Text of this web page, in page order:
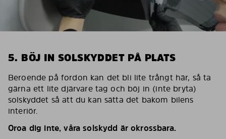
5. BÖJ IN SOLSKYDDET PÅ PLATS
Beroende på fordon kan det bli lite trångt här, så ta
gärna ett lite djärvare tag och böj in (inte bryta)
solskyddet så att du kan sätta det bakom bilens
interiör.
Oroa dig inte, våra solskydd är okrossbara.